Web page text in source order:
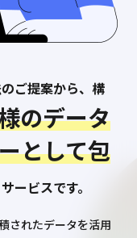
ご提案から、構
のデータ
として包
サービスです。
されたデータを活用